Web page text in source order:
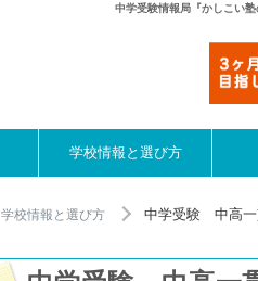
中学受験情報局『かしこい塾
学校情報と選び方
学校情報と選び方 中学受験 中高一